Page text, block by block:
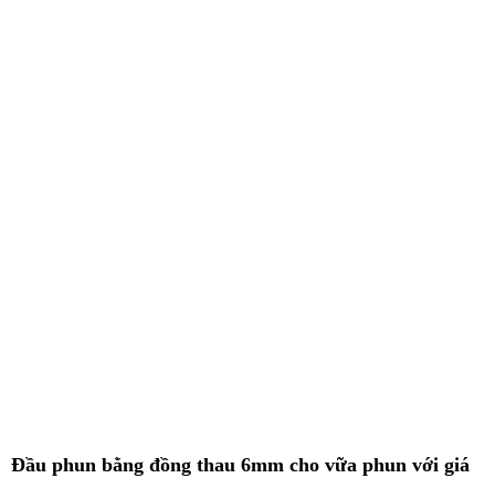
Đầu phun bằng đồng thau 6mm cho vữa phun với giá